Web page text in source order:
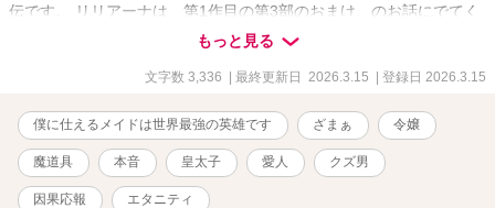
伝です。 リリアーナは、第1作目の第3部のおまけ、のお話にでてく
もっと見る
文字数 3,336 | 最終更新日 2026.3.15 | 登録日 2026.3.15
僕に仕えるメイドは世界最強の英雄です ざまぁ 令嬢
魔道具 本音 皇太子 愛人 クズ男
因果応報 エタニティ